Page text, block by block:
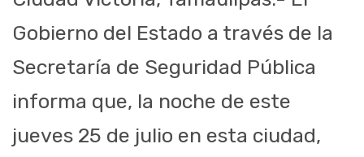
Gobierno del Estado a través de la
Secretaría de Seguridad Pública
informa que, la noche de este
jueves 25 de julio en esta ciudad,